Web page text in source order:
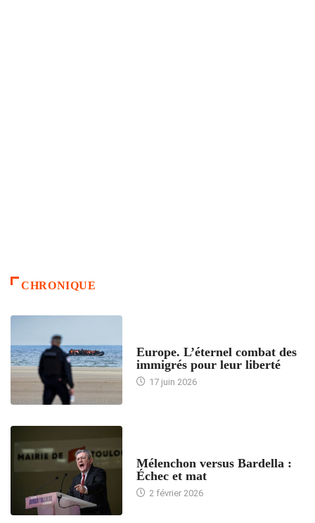
CHRONIQUE
Europe. L’éternel combat des
immigrés pour leur liberté
17 juin 2026
Mélenchon versus Bardella :
Échec et mat
2 février 2026